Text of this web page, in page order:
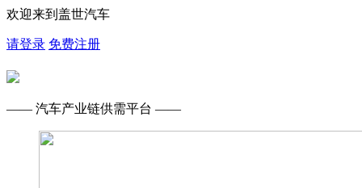
欢迎来到盖世汽车
请登录 免费注册
—— 汽车产业链供需平台 ——